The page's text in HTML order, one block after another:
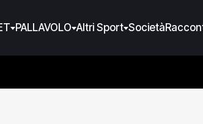
PALLAVOLO Altri Sport Società